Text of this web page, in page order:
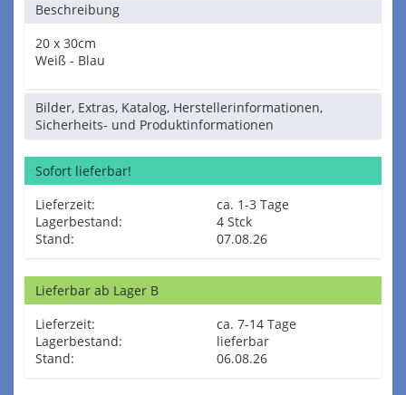
Beschreibung
20 x 30cm
Weiß - Blau
Bilder, Extras, Katalog, Herstellerinformationen,
Sicherheits- und Produktinformationen
Sofort lieferbar!
Lieferzeit:
ca. 1-3 Tage
Lagerbestand:
4 Stck
Stand:
07.08.26
Lieferbar ab Lager B
Lieferzeit:
ca. 7-14 Tage
Lagerbestand:
lieferbar
Stand:
06.08.26